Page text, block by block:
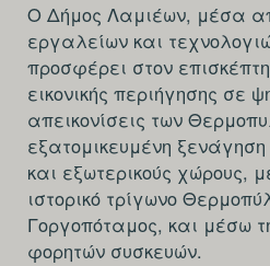
Ολοήμερο
5 Ιανουαρίου 2026
Ολοήμερο
Ο Δήμος Λαμιέων, μέσα
εργαλείων και
προσφέρει στον
εικονικής περιήγησης σε
απεικονίσεις των
εξατομικευμένη
και εξωτερικούς χώρους,
ιστορικό τρίγωνο
Γοργοπόταμος, και μέσω
φορητών συσκευών.